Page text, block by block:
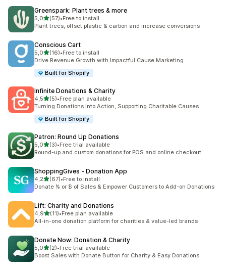
Greenspark: Plant trees & more
5,0z 5 hvězd
(57)
Celkový počet recenzí: 57
•Free to install
Plant trees, offset plastic & carbon and increase conversions
Conscious Cart
5,0z 5 hvězd
(16)
Celkový počet recenzí: 16
•Free to install
Drive Revenue Growth with Impactful Cause Marketing
Built for Shopify
Infinite Donations & Charity
4,5z 5 hvězd
(5)
Celkový počet recenzí: 5
•Free plan available
Turning Donations Into Action, Supporting Charitable Causes
Built for Shopify
Patron: Round Up Donations
5,0z 5 hvězd
(3)
Celkový počet recenzí: 3
•Free trial available
Round-up and custom donations for POS and online checkout.
ShoppingGives ‑ Donation App
4,2z 5 hvězd
(67)
Celkový počet recenzí: 67
•Free to install
Donate % or $ of Sales & Empower Customers to Add-on Donations
Lift: Charity and Donations
4,9z 5 hvězd
(11)
Celkový počet recenzí: 11
•Free plan available
All-in-one donation platform for charities & value-led brands
Donate Now: Donation & Charity
5,0z 5 hvězd
(2)
Celkový počet recenzí: 2
•Free trial available
Boost Sales with Donate Button for Charity & Easy Donations